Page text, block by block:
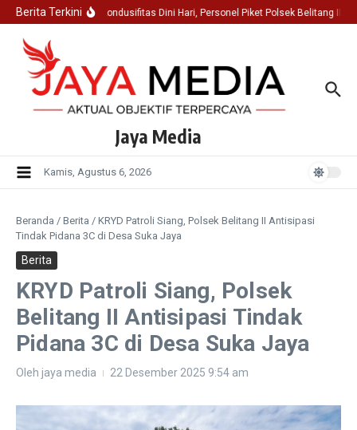
Lewati ke konten
Berita TerkiniJaga Kondusifitas Dini Hari, Personel Piket Polsek Belitang II
Jaya Media
Kamis, Agustus 6, 2026
Beranda / Berita / KRYD Patroli Siang, Polsek Belitang II Antisipasi
Tindak Pidana 3C di Desa Suka Jaya
Berita
KRYD Patroli Siang, Polsek
Belitang II Antisipasi Tindak
Pidana 3C di Desa Suka Jaya
Oleh jaya media 22 Desember 2025 9:54 am